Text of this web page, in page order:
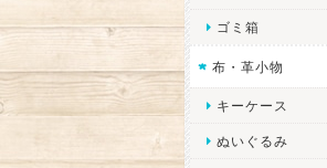
ゴミ箱
布・革小物
キーケース
ぬいぐるみ